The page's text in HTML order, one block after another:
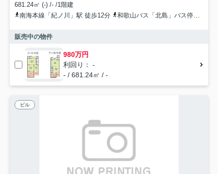
681.24㎡ (-) /- /1階建
南海本線「紀ノ川」駅 徒歩12分
和歌山バス「北島」バス停下車 徒歩6分
販売中の物件
980万円
利回り： -
- / 681.24㎡ / -
ビル